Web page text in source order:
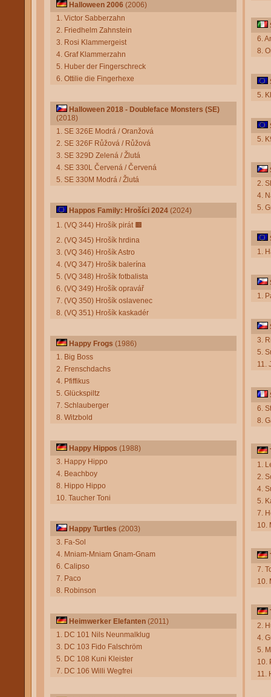
Halloween 2006 (2006)
1. Victor Sabberzahn
2. Friedhelm Zahnstein
3. Rosi Klammergeist
4. Graf Klammerzahn
5. Huber der Fingerschreck
6. Ottilie die Fingerhexe
Halloween 2018 - Doubleface Monsters (SE)
(2018)
1. SE 326E Modrá / Oranžová
2. SE 326F Růžová / Růžová
3. SE 329D Zelená / Žlutá
4. SE 330L Červená / Červená
5. SE 330M Modrá / Žlutá
Happos Family: Hrošíci 2024 (2024)
1. (VQ 344) Hrošík pirát 🟫
2. (VQ 345) Hrošík hrdina
3. (VQ 346) Hrošík Astro
4. (VQ 347) Hrošík balerína
5. (VQ 348) Hrošík fotbalista
6. (VQ 349) Hrošík opravář
7. (VQ 350) Hrošík oslavenec
8. (VQ 351) Hrošík kaskadér
Happy Frogs (1986)
1. Big Boss
2. Frenschdachs
4. Pfiffikus
5. Glückspiltz
7. Schlauberger
8. Witzbold
Happy Hippos (1988)
3. Happy Hippo
4. Beachboy
8. Hippo Hippo
10. Taucher Toni
Happy Turtles (2003)
3. Fa-Sol
4. Mniam-Mniam Gnam-Gnam
6. Calipso
7. Paco
8. Robinson
Heimwerker Elefanten (2011)
1. DC 101 Nils Neunmalklug
3. DC 103 Fido Falschröm
5. DC 108 Kuni Kleister
7. DC 106 Willi Wegfrei
6.
8.
5.
5.
2.
4.
5.
1.
1.
3.
5.
11.
6.
8.
1.
2.
4.
5.
7.
10.
7.
10.
2.
4.
5.
10.
11.